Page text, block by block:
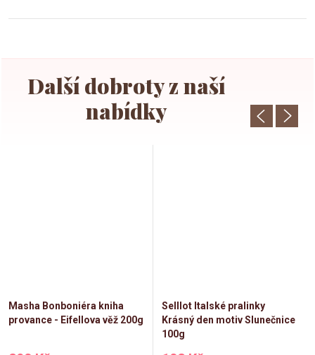
Masha Bonboniéra kniha
provance - Eifellova věž 200g
Selllot Italské pralinky
Krásný den motiv Slunečnice
100g